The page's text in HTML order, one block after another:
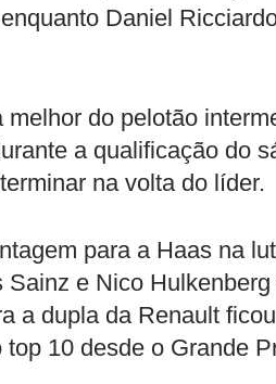
Daniel
do pelotão
a qualificação do
na volta do líder.
para a Haas na
e Nico
a dupla da Renault
10 desde o Grande